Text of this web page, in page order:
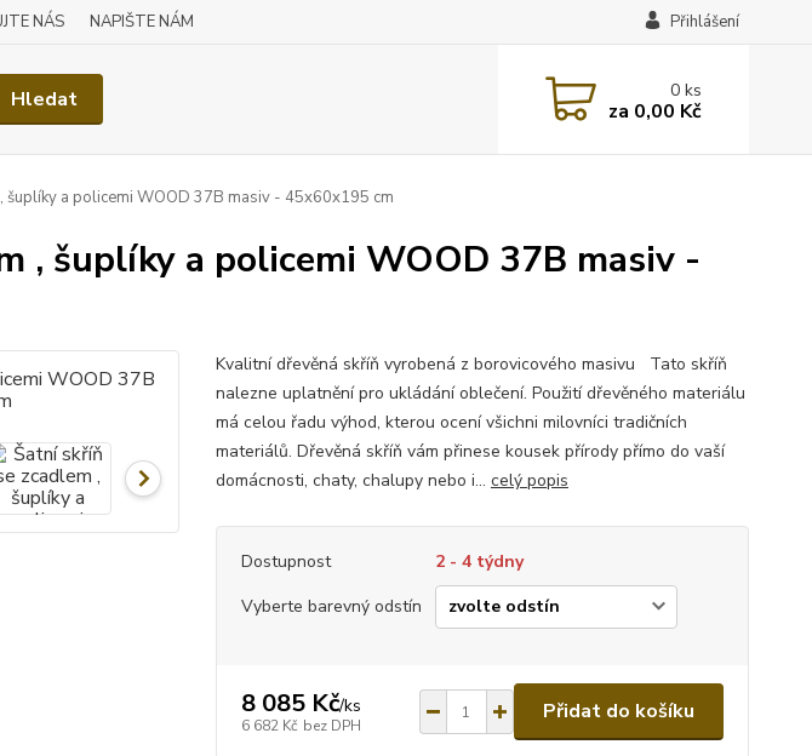
NÁS NAPIŠTE NÁM Přihlášení
Hledat 0ks
za 0,00 Kč
šuplíky a policemi WOOD 37B masiv - 45x60x195 cm
, šuplíky a policemi WOOD 37B masiv -
Kvalitní dřevěná skříň vyrobená z borovicového masivu Tato skříň
nalezne uplatnění pro ukládání oblečení. Použití dřevěného materiálu
má celou řadu výhod, kterou ocení všichni milovníci tradičních
materiálů. Dřevěná skříň vám přinese kousek přírody přímo do vaší
domácnosti, chaty, chalupy nebo i... celý popis
Dostupnost
2 - 4 týdny
Vyberte barevný odstín
8 085 Kč/ks
6 682 Kč bez DPH
Přidat do košíku